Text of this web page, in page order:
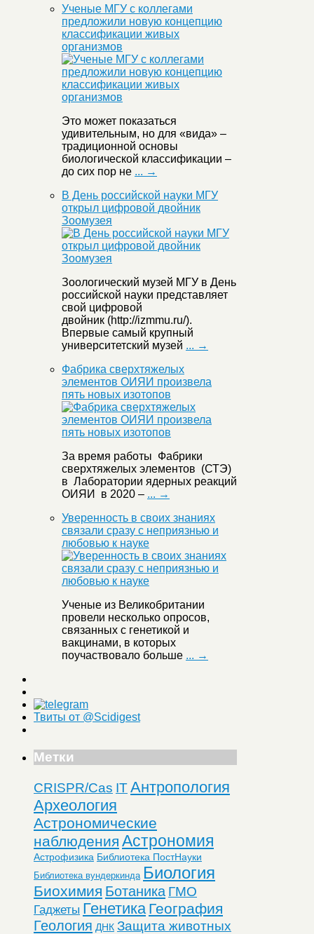
Ученые МГУ с коллегами
предложили новую концепцию
классификации живых
организмов
Это может показаться
удивительным, но для «вида» –
традиционной основы
биологической классификации –
до сих пор не ... →
В День российской науки МГУ
открыл цифровой двойник
Зоомузея
Зоологический музей МГУ в День
российской науки представляет
свой цифровой
двойник (http://izmmu.ru/).
Впервые самый крупный
университетский музей ... →
Фабрика сверхтяжелых
элементов ОИЯИ произвела
пять новых изотопов
За время работы Фабрики
сверхтяжелых элементов (СТЭ)
в Лаборатории ядерных реакций
ОИЯИ в 2020 – ... →
Уверенность в своих знаниях
связали сразу с неприязнью и
любовью к науке
Ученые из Великобритании
провели несколько опросов,
связанных с генетикой и
вакцинами, в которых
поучаствовало больше ... →
Твиты от @Scidigest
Метки
CRISPR/Cas ITАнтропология
Археология
Астрономические
наблюдения Астрономия
Астрофизика Библиотека ПостНауки
Библиотека вундеркинда Биология
Биохимия Ботаника ГМО
Гаджеты Генетика География
Геология ДНК Защита животных